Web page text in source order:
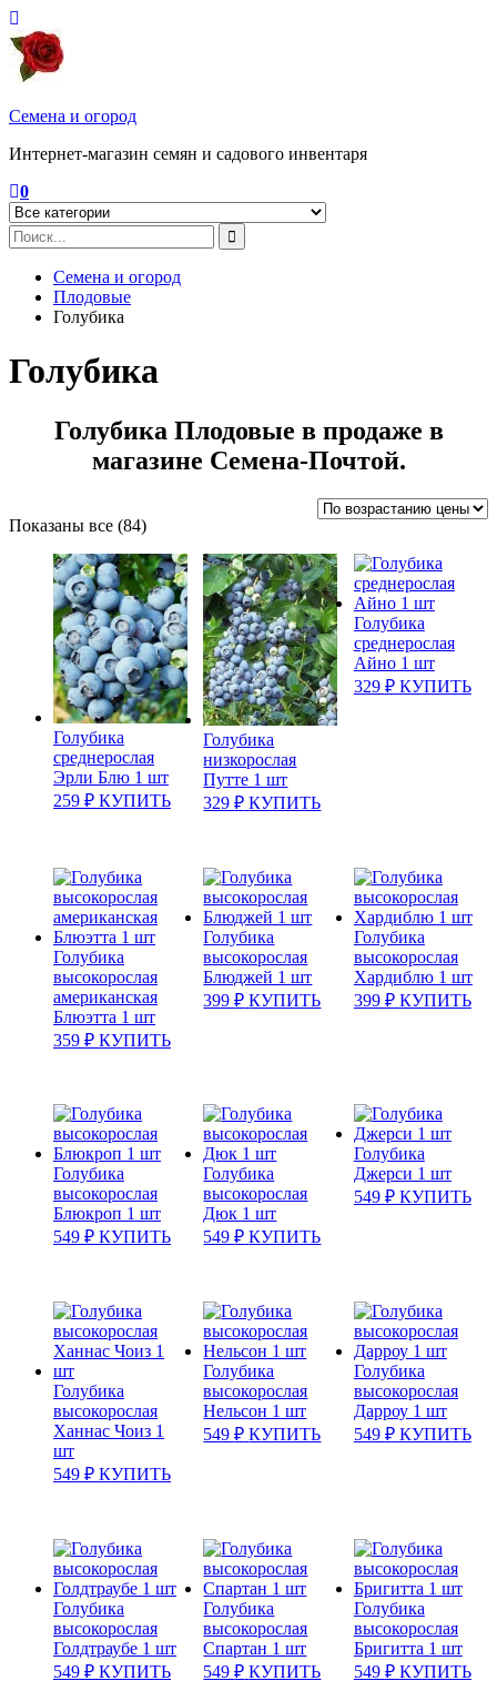
Перейти
к
содержимому
Семена и огород
Интернет-магазин семян и садового инвентаря
0
Семена и огород
Плодовые
Голубика
Голубика
Голубика Плодовые в продаже в
магазине Семена-Почтой.
Показаны все (84)Цены:
возрастанию
Голубика
среднерослая
Эрли Блю 1 шт
259 ₽ КУПИТЬ
Голубика
низкорослая
Путте 1 шт
329₽ КУПИТЬ
Голубика
среднерослая
Айно 1 шт
329 ₽ КУПИТЬ
Голубика
высокорослая
американская
Блюэтта 1 шт
359 ₽ КУПИТЬ
Голубика
высокорослая
Блюджей 1 шт
399₽ КУПИТЬ
Голубика
высокорослая
Хардиблю 1 шт
399 ₽ КУПИТЬ
Голубика
высокорослая
Блюкроп 1 шт
549 ₽ КУПИТЬ
Голубика
высокорослая
Дюк 1 шт
549₽ КУПИТЬ
Голубика
Джерси 1 шт
549 ₽ КУПИТЬ
Голубика
высокорослая
Ханнас Чоиз 1
шт
549 ₽ КУПИТЬ
Голубика
высокорослая
Нельсон 1 шт
549₽ КУПИТЬ
Голубика
высокорослая
Дарроу 1 шт
549 ₽ КУПИТЬ
Голубика
высокорослая
Голдтраубе 1 шт
549 ₽ КУПИТЬ
Голубика
высокорослая
Спартан 1 шт
549₽ КУПИТЬ
Голубика
высокорослая
Бригитта 1 шт
549 ₽ КУПИТЬ